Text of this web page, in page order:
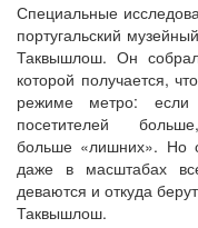
Специальные
португальский
Таквышлош. Он собрал
которой получается,
режиме метро:
посетителей
больше «лишних». Но
даже в масштабах
деваются и откуда
Таквышлош.